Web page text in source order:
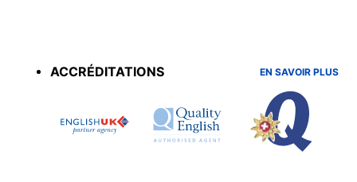
ACCRÉDITATIONS
EN SAVOIR PLUS